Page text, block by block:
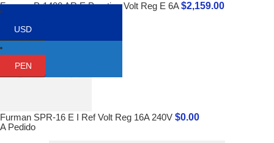
Furman P-1400 AR E Prestige Volt Reg E 6A$2,159.00
Volver a los productos
Furman SPR-16 E I Ref Volt Reg 16A 240V $0.00
A Pedido
USD
PEN